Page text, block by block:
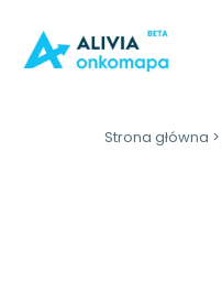
Strona główna >